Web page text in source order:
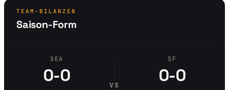
TEAM-BILANZEN
Saison-Form
SEA
0-0 VS
SF
0-0